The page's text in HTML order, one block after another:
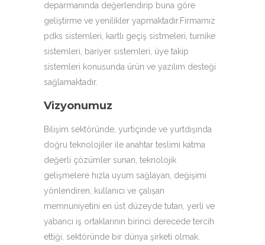
deparmanında değerlendirip buna göre
geliştirme ve yenilikler yapmaktadır.Firmamız
pdks sistemleri, kartlı geçiş sistmeleri, turnike
sistemleri, bariyer sistemleri, üye takip
sistemleri konusunda ürün ve yazılım desteği
sağlamaktadır.
Vizyonumuz
Bilişim sektöründe, yurtiçinde ve yurtdışında
doğru teknolojiler ile anahtar teslimi katma
değerli çözümler sunan, teknolojik
gelişmelere hızla uyum sağlayan, değişimi
yönlendiren, kullanıcı ve çalışan
memnuniyetini en üst düzeyde tutan, yerli ve
yabancı iş ortaklarının birinci derecede tercih
ettiği, sektöründe bir dünya şirketi olmak.